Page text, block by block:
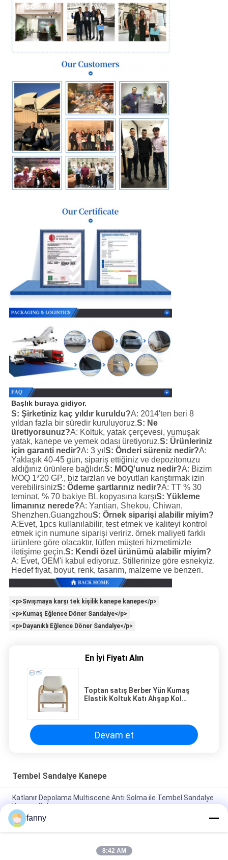
Başlık buraya gidiyor.
S: Şirketiniz kaç yıldır kuruldu?A: 2014'ten beri 8
yıldan fazla bir süredir kuruluyoruz.S: Ne
üretiyorsunuz?A: Koltuk, yatak çerçevesi, yumuşak
yatak, kanepe ve yemek odası üretiyoruz.S: Ürünleriniz
için garanti nedir?A: 3 yıl S: Önderi süreniz nedir?A:
Yaklaşık 40-45 gün, sipariş ettiğiniz ve depozitonuzu
aldığınız ürünlere bağlıdır.S: MOQ'unuz nedir?A: Bizim
MOQ 1*20 GP., biz tarzları ve boyutları karıştırmak izin
verebilirsinizS: Ödeme şartlarınız nedir?A: TT % 30
teminat, % 70 bakiye BL kopyasına karşıS: Yükleme
limanınız nerede?A: Yantian, Shekou, Chiwan,
Shenzhen.GuangzhouS: Örnek siparişi alabilir miyim?
A:Evet, 1pcs kullanılabilir, test etmek ve kaliteyi kontrol
etmek için numune siparişi veririz. örnek maliyeti farklı
ürünlere göre olacaktır, lütfen müşteri hizmetimizle
iletişime geçin.S: Kendi özel ürünümü alabilir miyim?
A: Evet, OEM'i kabul ediyoruz. Stillerinize göre esnekyiz.
Hedef fiyat, boyut, renk, tasarım, malzeme ve benzeri.
<p>Sıvışmaya karşı tek kişilik kanepe kanepe</p>
<p>Kumaş Eğlence Döner Sandalye</p>
<p>Dayanıklı Eğlence Döner Sandalye</p>
En İyi Fiyatı Alın
Toptan satış Berber Yün Kumaş
Elastik Koltuk Katı Ahşap Kol
Devam et
Tembel Sandalye Kanepe
Katlanır Depolama Multiscene Anti Solma ile Tembel Sandalye
Kanepe Çekin
Nefes Alabilir Döner Tembel Sandalye Kanepe Aşınmaya
Dayanıklı Anti Çizilme
Dayanıklı Kumaş Boş Kanepe Sandalyesi, Aşınma Önleyici Tek
fanny
8:42 AM